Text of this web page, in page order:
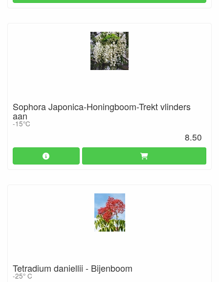
Sophora Japonica-Honingboom-Trekt vlinders
aan
-15°C
8.50
Tetradium daniellii - Bijenboom
-25° C